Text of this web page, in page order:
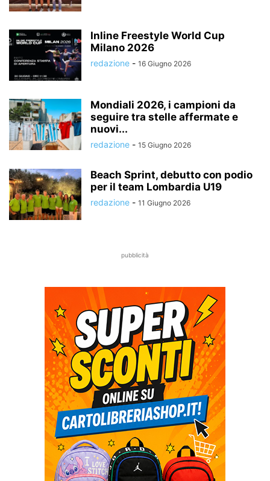
Inline Freestyle World Cup
Milano 2026
redazione - 16 Giugno 2026
Mondiali 2026, i campioni da
seguire tra stelle affermate e
nuovi...
redazione - 15 Giugno 2026
Beach Sprint, debutto con podio
per il team Lombardia U19
redazione - 11 Giugno 2026
pubblicità